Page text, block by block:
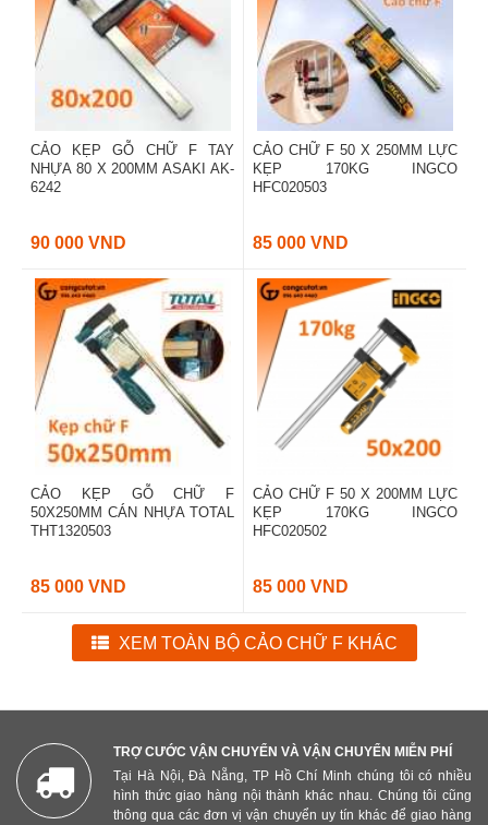
CẢO KẸP GỖ CHỮ F TAY
NHỰA 80 X 200MM ASAKI AK-
6242
90 000 VND
CẢO CHỮ F 50 X 250MM LỰC
KẸP 170KG INGCO
HFC020503
85 000 VND
CẢO KẸP GỖ CHỮ F
50X250MM CÁN NHỰA TOTAL
THT1320503
85 000 VND
CẢO CHỮ F 50 X 200MM LỰC
KẸP 170KG INGCO
HFC020502
85 000 VND
XEM TOÀN BỘ CẢO CHỮ F KHÁC
TRỢ CƯỚC VẬN CHUYỂN VÀ VẬN CHUYỂN MIỄN PHÍ
Tại Hà Nội, Đà Nẵng, TP Hồ Chí Minh chúng tôi có nhiều
hình thức giao hàng nội thành khác nhau. Chúng tôi cũng
thông qua các đơn vị vận chuyển uy tín khác để giao hàng